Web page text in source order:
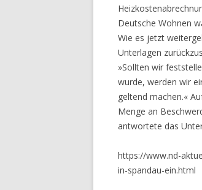
Deutsche Wohnen
Wie es jetzt
Unterlagen
»Sollten wir
wurde, werden wir
geltend machen.«
Menge an
antwortete das
https://www.nd-
in-spandau-ein.html